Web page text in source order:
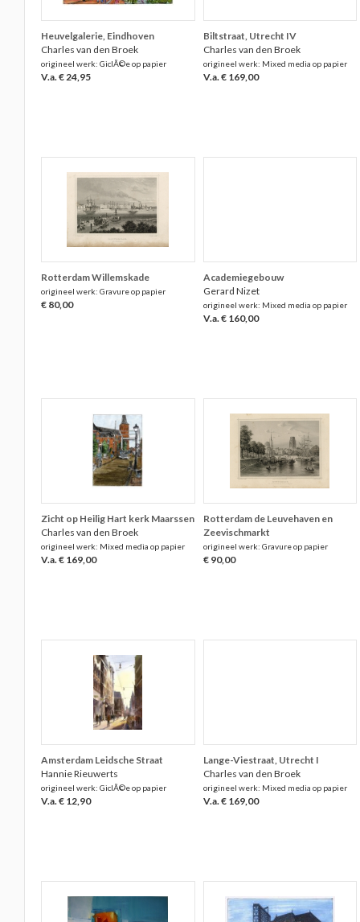
Heuvelgalerie, Eindhoven
Charles van den Broek
origineel werk: GiclÃ©e op papier
V.a. € 24,95
Biltstraat, Utrecht IV
Charles van den Broek
origineel werk: Mixed media op papier
V.a. € 169,00
Rotterdam Willemskade
origineel werk: Gravure op papier
€ 80,00
Academiegebouw
Gerard Nizet
origineel werk: Mixed media op papier
V.a. € 160,00
Zicht op Heilig Hart kerk Maarssen
Charles van den Broek
origineel werk: Mixed media op papier
V.a. € 169,00
Rotterdam de Leuvehaven en
Zeevischmarkt
origineel werk: Gravure op papier
€ 90,00
Amsterdam Leidsche Straat
Hannie Rieuwerts
origineel werk: GiclÃ©e op papier
V.a. € 12,90
Lange-Viestraat, Utrecht I
Charles van den Broek
origineel werk: Mixed media op papier
V.a. € 169,00